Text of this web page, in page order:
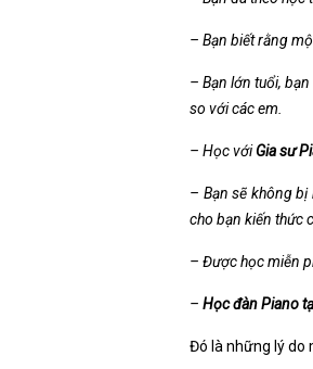
– Bạn biết rằng
– Bạn lớn tuổi,
so với các em.
– Học vớiGia sư
– Bạn sẽ không
cho bạn kiến thức
– Được học miễn
– Học đàn Piano
Đó là những lý do